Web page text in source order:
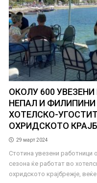
ОКОЛУ 600
НЕПАЛ И ФИЛИПИНИ
ХОТЕЛСКО-
ОХРИДСКОТО
29 март 2024
Стотина увезени работници
сезона ќе работат во
охридското крајбрежје, веќе